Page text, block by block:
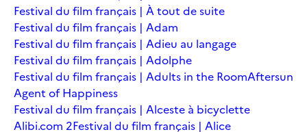
Festival du film français | À tout de suite
Festival du film français | Adam
Festival du film français | Adieu au langage
Festival du film français | Adolphe
Festival du film français | Adults in the RoomAftersun
Agent of Happiness
Festival du film français | Alceste à bicyclette
Alibi.com 2Festival du film français | Alice